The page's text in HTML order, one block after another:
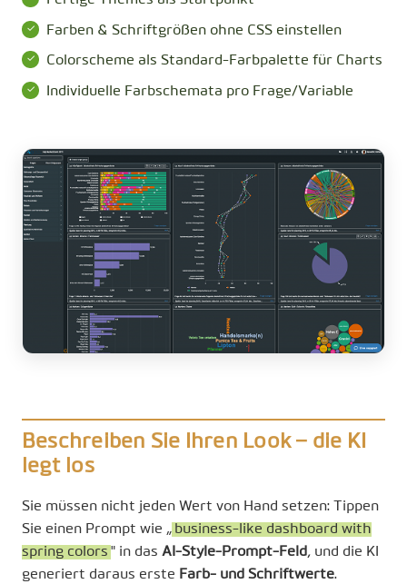
Farben & Schriftgrößen ohne CSS einstellen
Colorscheme als Standard-Farbpalette für Charts
Individuelle Farbschemata pro Frage/Variable
Beschreiben Sie Ihren Look – die KI
legt los
Sie müssen nicht jeden Wert von Hand setzen: Tippen
Sie einen Prompt wie „ business-like dashboard with
spring colors " in dasAI-Style-Prompt-Feld, und die KI
generiert daraus erste Farb- und Schriftwerte.